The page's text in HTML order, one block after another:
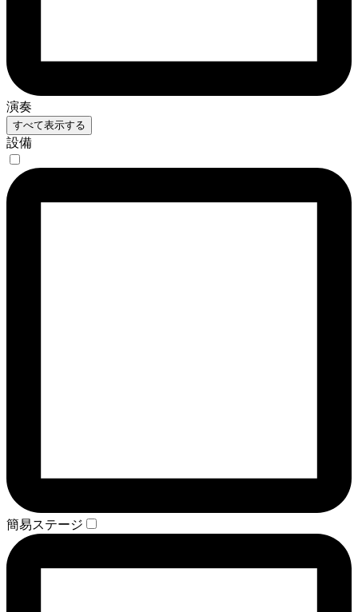
演奏
すべて表示する
設備
簡易ステージ